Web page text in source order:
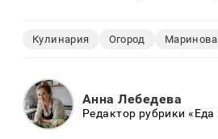
Кулинария Огород
Анна Лебедева
Редактор рубрики «Еда